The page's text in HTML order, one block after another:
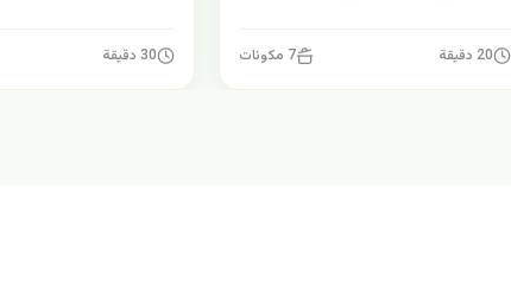
20 دقيقة 7 مكونات 30 دقيقة